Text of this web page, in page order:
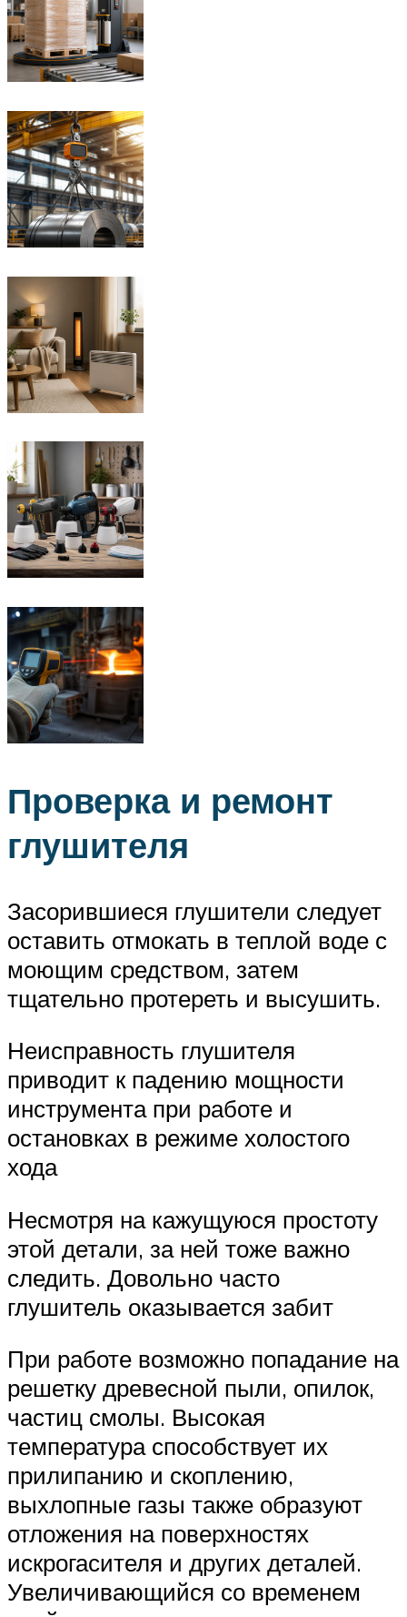
Проверка и ремонт
глушителя
Засорившиеся глушители следует
оставить отмокать в теплой воде с
моющим средством, затем
тщательно протереть и высушить.
Неисправность глушителя
приводит к падению мощности
инструмента при работе и
остановках в режиме холостого
хода
Несмотря на кажущуюся простоту
этой детали, за ней тоже важно
следить. Довольно часто
глушитель оказывается забит
При работе возможно попадание на
решетку древесной пыли, опилок,
частиц смолы. Высокая
температура способствует их
прилипанию и скоплению,
выхлопные газы также образуют
отложения на поверхностях
искрогасителя и других деталей.
Увеличивающийся со временем